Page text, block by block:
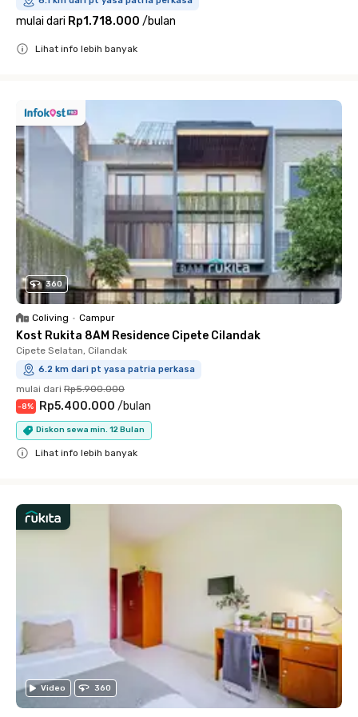
mulai dari Rp1.718.000 /bulan
Lihat info lebih banyak
360
Coliving • Campur
Kost Rukita 8AM Residence Cipete Cilandak
Cipete Selatan, Cilandak
6.2 km dari pt yasa patria perkasa
mulai dari Rp5.900.000
-8% Rp5.400.000 /bulan
Diskon sewa min. 12 Bulan
Lihat info lebih banyak
Video 360